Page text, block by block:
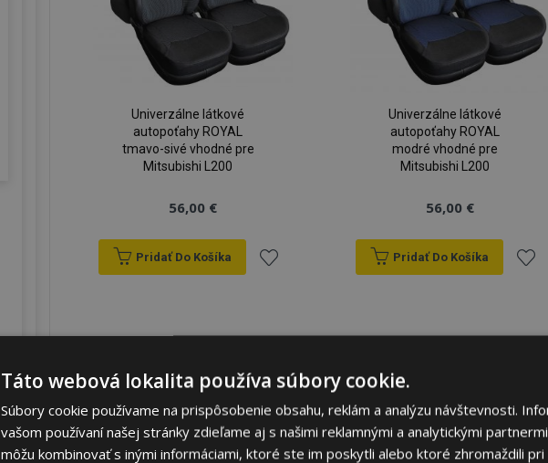
Univerzálne látkové
autopoťahy ROYAL
tmavo-sivé vhodné pre
Mitsubishi L200
56,00 €
Pridať Do Košíka
Univerzálne látkové
autopoťahy ROYAL
modré vhodné pre
Mitsubishi L200
56,00 €
Pridať Do Košíka
Táto webová lokalita používa súbory cookie.
Súbory cookie používame na prispôsobenie obsahu, reklám a analýzu návštevnosti.
vašom používaní našej stránky zdieľame aj s našimi reklamnými a analytickými
môžu kombinovať s inými informáciami, ktoré ste im poskytli alebo ktoré zhromaždili pri